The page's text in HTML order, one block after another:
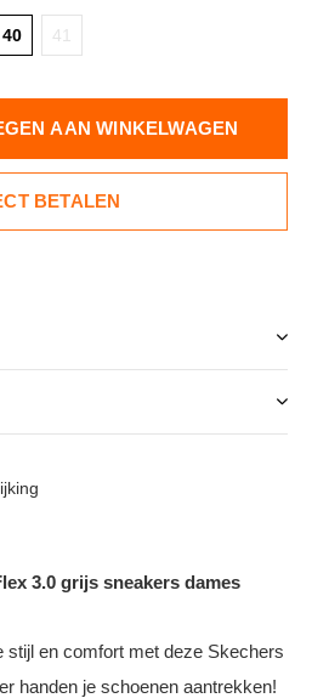
40 41
AAN WINKELWAGEN
BETALEN
3.0 grijs sneakers dames
stijl en comfort met deze Skechers
handen je schoenen aantrekken!